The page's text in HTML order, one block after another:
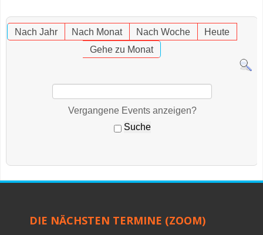
Nach Jahr Nach Monat Nach Woche
Heute
Gehe zu Monat
Vergangene Events anzeigen?
DIE NÄCHSTEN TERMINE (ZOOM)